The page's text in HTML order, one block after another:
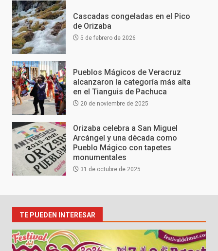
Cascadas congeladas en el Pico
de Orizaba
5 de febrero de 2026
Pueblos Mágicos de Veracruz
alcanzaron la categoría más alta
en el Tianguis de Pachuca
20 de noviembre de 2025
Orizaba celebra a San Miguel
Arcángel y una década como
Pueblo Mágico con tapetes
monumentales
31 de octubre de 2025
TE PUEDEN INTERESAR